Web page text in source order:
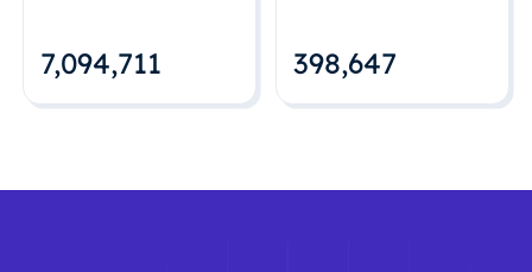
7,094,712 398,648